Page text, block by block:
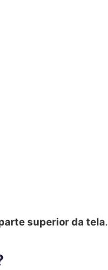
superior da tela.